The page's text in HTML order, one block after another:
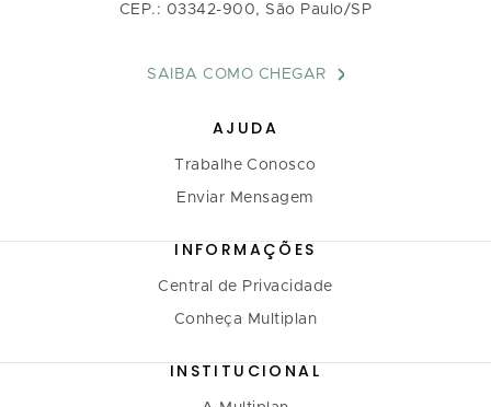
CEP.: 03342-900, São Paulo/SP
SAIBA COMO CHEGAR
AJUDA
Trabalhe Conosco
Enviar Mensagem
INFORMAÇÕES
Central de Privacidade
Conheça Multiplan
INSTITUCIONAL